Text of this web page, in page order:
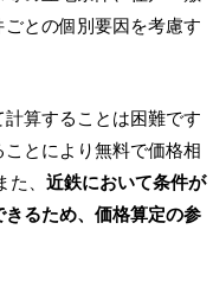
との個別要因を考慮す
算することは困難です
ことにより無料で価格相
、 近鉄において条件が
るため、価格算定の参